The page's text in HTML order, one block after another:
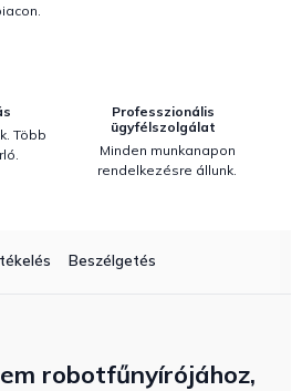
Több
Professzionális
ügyfélszolgálat
Minden munkanapon
rendelkezésre állunk.
Beszélgetés
robotfűnyírójához,